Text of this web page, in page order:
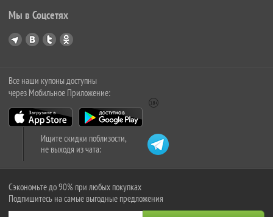
Мы в Соцсетях
Все наши купоны доступны
через Мобильное Приложение:
Ищите скидки поблизости,
не выходя из чата:
Сэкономьте до 90% при любых покупках
Подпишитесь на самые выгодные предложения